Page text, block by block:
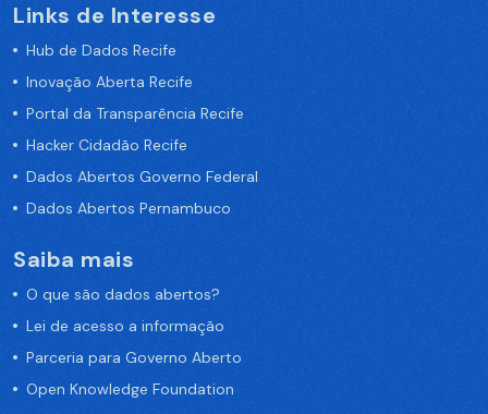
Links de Interesse
Hub de Dados Recife
Inovação Aberta Recife
Portal da Transparência Recife
Hacker Cidadão Recife
Dados Abertos Governo Federal
Dados Abertos Pernambuco
Saiba mais
O que são dados abertos?
Lei de acesso a informação
Parceria para Governo Aberto
Open Knowledge Foundation